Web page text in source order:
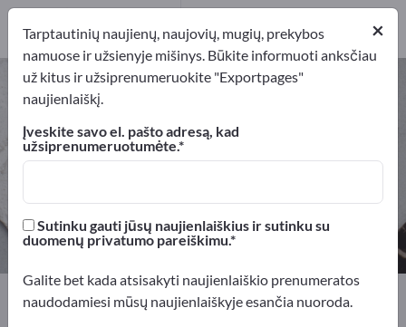
Popierius – raskite gamintojus ir
tiekėjus
Eksportuotojai Gamintojai
1
Exportpages Žaliavos Popierius
×
Tarptautinių naujienų, naujovių, mugių, prekybos
namuose ir užsienyje mišinys. Būkite informuoti anksčiau
už kitus ir užsiprenumeruokite "Exportpages"
naujienlaiškį.
Įveskite savo el. pašto adresą, kad
užsiprenumeruotumėte.
Sutinku gauti jūsų naujienlaiškius ir sutinku su
duomenų privatumo pareiškimu.
Galite bet kada atsisakyti naujienlaiškio prenumeratos
naudodamiesi mūsų naujienlaiškyje esančia nuoroda.